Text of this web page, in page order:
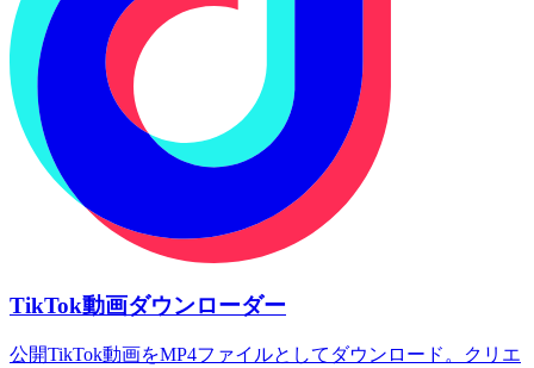
TikTok動画ダウンローダー
公開TikTok動画をMP4ファイルとしてダウンロード。クリエ